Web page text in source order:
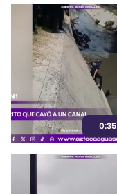
0:35